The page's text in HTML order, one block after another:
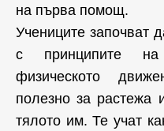
на първа помощ.
Учениците започват
с принципите
физическото
полезно за растежа
тялото им. Те учат